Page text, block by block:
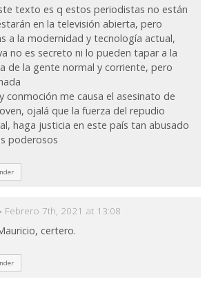
texto es q estos periodistas no están
en la televisión abierta, pero
a la modernidad y tecnología actual,
no es secreto ni lo pueden tapar a la
de la gente normal y corriente, pero
conmoción me causa el asesinato de
ojalá que la fuerza del repudio
haga justicia en este país tan abusado
poderosos
Febrero 7th, 2021 at 13:08
certero.